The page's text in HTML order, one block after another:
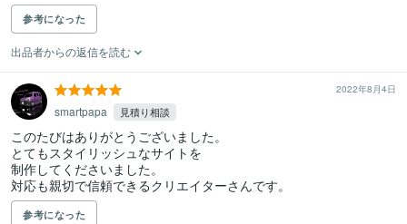
参考になった
出品者からの返信を読む
2022年8月4日
smartpapa 見積り相談
このたびはありがとうございました。
とてもスタイリッシュなサイトを
制作してくださいました。
対応も親切で信頼できるクリエイターさんです。
参考になった